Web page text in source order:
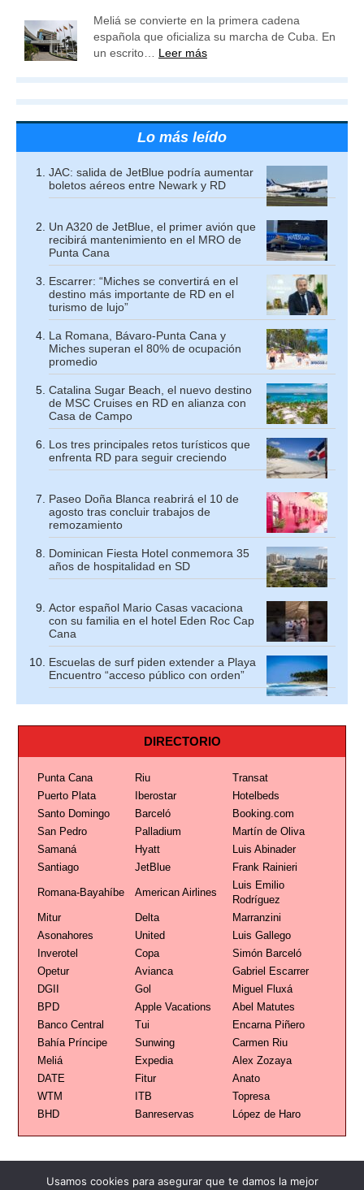
Meliá se convierte en la primera cadena
española que oficializa su marcha de Cuba. En
un escrito… Leer más
Lo más leído
JAC: salida de JetBlue podría aumentar
boletos aéreos entre Newark y RD
Un A320 de JetBlue, el primer avión que
recibirá mantenimiento en el MRO de
Punta Cana
Escarrer: “Miches se convertirá en el
destino más importante de RD en el
turismo de lujo”
La Romana, Bávaro-Punta Cana y
Miches superan el 80% de ocupación
promedio
Catalina Sugar Beach, el nuevo destino
de MSC Cruises en RD en alianza con
Casa de Campo
Los tres principales retos turísticos que
enfrenta RD para seguir creciendo
Paseo Doña Blanca reabrirá el 10 de
agosto tras concluir trabajos de
remozamiento
Dominican Fiesta Hotel conmemora 35
años de hospitalidad en SD
Actor español Mario Casas vacaciona
con su familia en el hotel Eden Roc Cap
Cana
Escuelas de surf piden extender a Playa
Encuentro “acceso público con orden”
DIRECTORIO
Punta Cana Riu
Transat
Puerto Plata
Iberostar
Hotelbeds
Santo Domingo
Barceló
Booking.com
San Pedro
Palladium
Martín de Oliva
Samaná
Hyatt
Luis Abinader
Santiago
JetBlue Frank Rainieri
Romana-Bayahíbe American Airlines
Luis Emilio
Rodríguez
Mitur
Delta
Marranzini
Asonahores
United
Luis Gallego
Inverotel
Copa
Simón Barceló
Opetur
Avianca
Gabriel Escarrer
DGII
Gol
Miguel Fluxá
BPD
Apple Vacations
Abel Matutes
Banco Central
Tui
Encarna Piñero
Bahía Príncipe
Sunwing
Carmen Riu
Meliá
Expedia
Alex Zozaya
DATE
Fitur
Anato
WTM
ITB
Topresa
BHD
Banreservas López de Haro
Usamos cookies para asegurar que te damos la mejor